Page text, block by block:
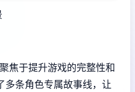
焦于提升游戏的完整性和
多条角色专属故事线，让